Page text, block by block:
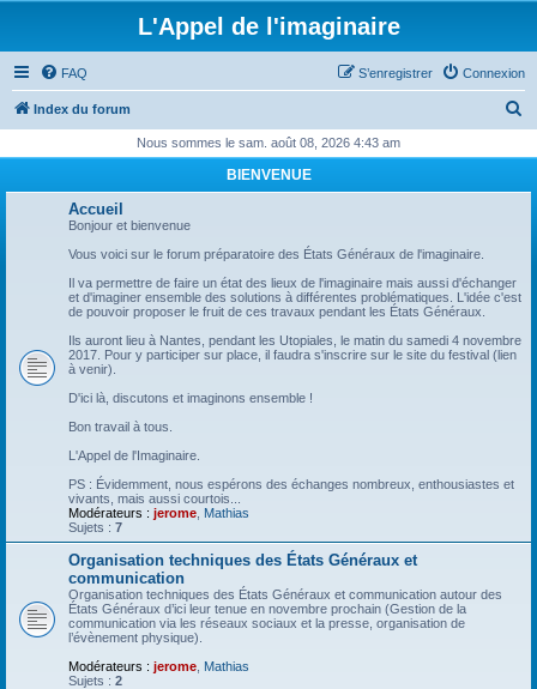
L'Appel de l'imaginaire
FAQ Connexion
S’enregistrer
Index du forum
h
Nous sommes le sam. août 08, 2026 4:43 am
BIENVENUE
Accueil
Bonjour et bienvenue
Vous voici sur le forum préparatoire des États Généraux de l'imaginaire.
Il va permettre de faire un état des lieux de l'imaginaire mais aussi d'échanger
et d'imaginer ensemble des solutions à différentes problématiques. L'idée c'est
de pouvoir proposer le fruit de ces travaux pendant les États Généraux.
Ils auront lieu à Nantes, pendant les Utopiales, le matin du samedi 4 novembre
2017. Pour y participer sur place, il faudra s'inscrire sur le site du festival (lien
à venir).
D'ici là, discutons et imaginons ensemble !
Bon travail à tous.
L'Appel de l'Imaginaire.
PS : Évidemment, nous espérons des échanges nombreux, enthousiastes et
vivants, mais aussi courtois...
Modérateurs : jerome Mathias
Sujets : 7
Organisation techniques des États Généraux et
communication
Organisation techniques des États Généraux et communication autour des
États Généraux d’ici leur tenue en novembre prochain (Gestion de la
communication via les réseaux sociaux et la presse, organisation de
l’évènement physique).
Modérateurs : jerome Mathias
Sujets : 2